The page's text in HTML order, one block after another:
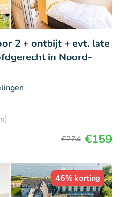
2 + ontbijt + evt. late
in Noord-
€274 €159
46% korting